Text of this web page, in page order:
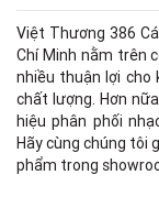
Việt Thương 386
Chí Minh nằm trên
nhiều thuận lợi cho
chất lượng. Hơn
hiệu phân phối
Hãy cùng chúng tôi
phẩm trong